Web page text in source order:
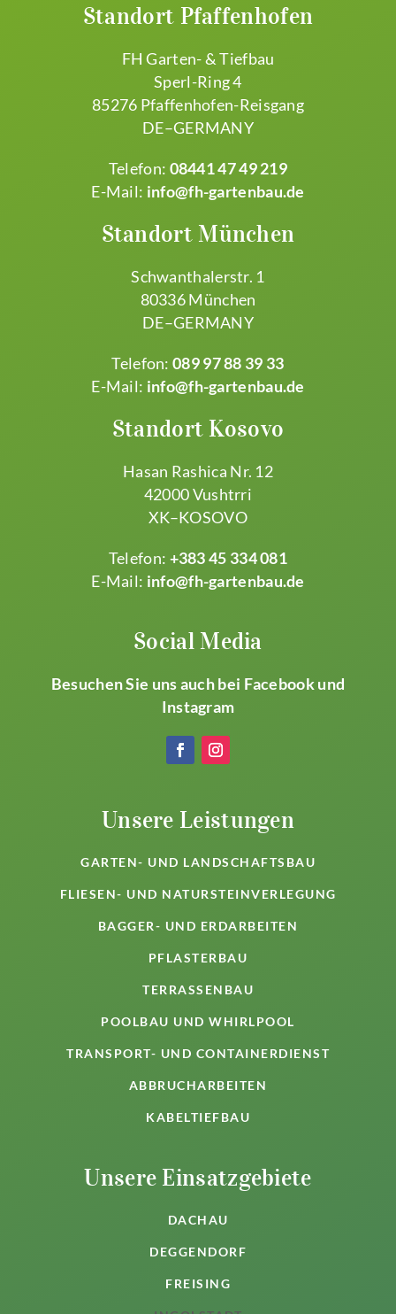
Standort Pfaffenhofen
FH Garten- & Tiefbau
Sperl-Ring 4
85276 Pfaffenhofen-Reisgang
DE–GERMANY
Telefon: 08441 47 49 219
E-Mail: info@fh-gartenbau.de
Standort München
Schwanthalerstr. 1
80336 München
DE–GERMANY
Telefon:089 97 88 39 33
E-Mail: info@fh-gartenbau.de
Standort Kosovo
Hasan Rashica Nr. 12
42000 Vushtrri
XK–KOSOVO
Telefon: +383 45 334 081
E-Mail: info@fh-gartenbau.de
Social Media
Besuchen Sie uns auch bei Facebook und
Instagram
Unsere Leistungen
GARTEN- UND LANDSCHAFTSBAU
FLIESEN- UND NATURSTEINVERLEGUNG
BAGGER- UND ERDARBEITEN
PFLASTERBAU
TERRASSENBAU
POOLBAU UND WHIRLPOOL
TRANSPORT- UND CONTAINERDIENST
ABBRUCHARBEITEN
KABELTIEFBAU
Unsere Einsatzgebiete
DACHAU
DEGGENDORF
FREISING